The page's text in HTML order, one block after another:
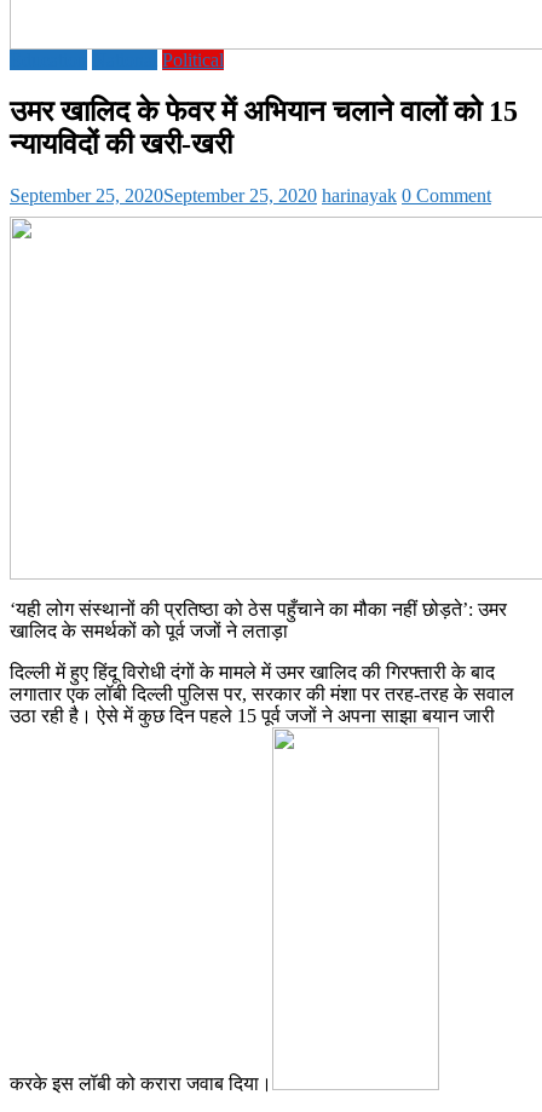
Political
उमर खालिद के फेवर में अभियान चलाने वालों को 15
न्यायविदों की खरी-खरी
September 25, 2020September 25, 2020 harinayak 0 Comment
‘यही लोग संस्थानों की प्रतिष्ठा को ठेस पहुँचाने का मौका नहीं छोड़ते’: उमर
खालिद के समर्थकों को पूर्व जजों ने लताड़ा
दिल्ली में हुए हिंदू विरोधी दंगों के मामले में उमर खालिद की गिरफ्तारी के बाद
लगातार एक लॉबी दिल्ली पुलिस पर, सरकार की मंशा पर तरह-तरह के सवाल
उठा रही है। ऐसे में कुछ दिन पहले 15 पूर्व जजों ने अपना साझा बयान जारी
करके इस लॉबी को करारा जवाब दिया।